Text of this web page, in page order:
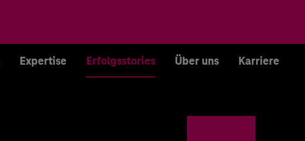
Expertise Erfolgsstories Über uns Karriere